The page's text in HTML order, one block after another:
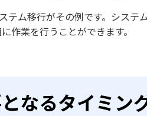
テム移行がその例です。システ
作業を行うことができます。
なるタイミン